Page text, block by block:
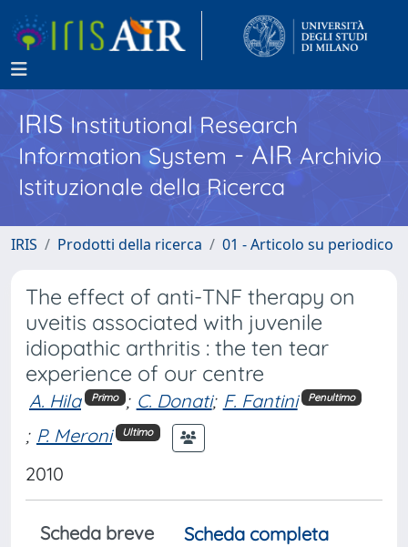
IRISInstitutional Research
Information System - AIR Archivio
Istituzionale della Ricerca
IRIS Prodotti della ricerca 01 - Articolo su periodico
The effect of anti-TNF therapy on
uveitis associated with juvenile
idiopathic arthritis : the ten tear
experience of our centre
A. Hila Primo ; C. Donati; F. Fantini Penultimo
; P. Meroni Ultimo
2010
Scheda breve
Scheda completa